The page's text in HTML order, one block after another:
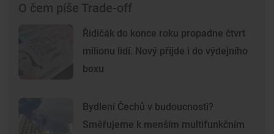
O čem píše Trade-off
Řidičák do konce roku propadne čtvrt
milionu lidí. Nový přijde i do výdejního
boxu
Bydlení Čechů v budoucnosti?
Směřujeme k menším multifunkčním